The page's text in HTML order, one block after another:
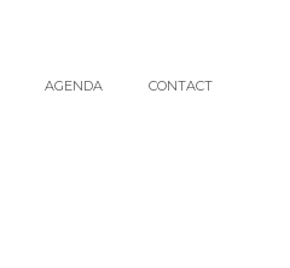
AGENDA CONTACT